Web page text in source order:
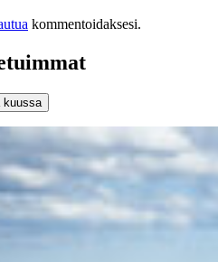
kommentoidaksesi.
kuussa